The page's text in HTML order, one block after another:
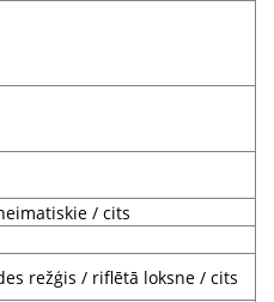
/ cits
režģis / riflētā loksne / cits